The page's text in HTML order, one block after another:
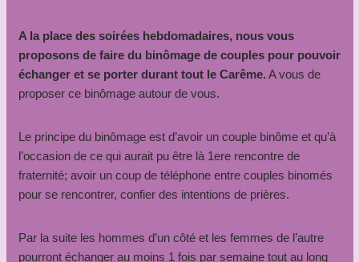
A la place des soirées hebdomadaires, nous vous
proposons de faire du binômage de couples pour pouvoir
échanger et se porter durant tout le Carême. A vous de
proposer ce binômage autour de vous.
Le principe du binômage est d’avoir un couple binôme et qu’à
l’occasion de ce qui aurait pu être là 1ere rencontre de
fraternité; avoir un coup de téléphone entre couples binomés
pour se rencontrer, confier des intentions de prières.
Par la suite les hommes d’un côté et les femmes de l’autre
pourront échanger au moins 1 fois par semaine tout au long